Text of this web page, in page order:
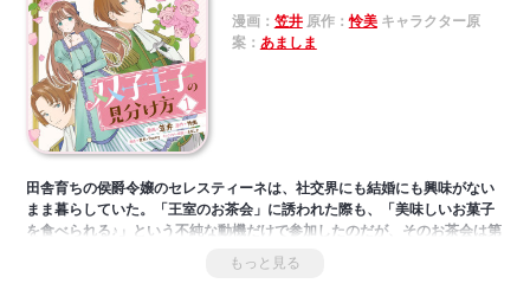
漫画： 笠井原作：怜美キャラクター原
案： あましま
田舎育ちの侯爵令嬢のセレスティーネは、社交界にも結婚にも興味がない
まま暮らしていた。「王室のお茶会」に誘われた際も、「美味しいお菓子
を食べられる♪」という不純な動機だけで参加したのだが、そのお茶会は第
二王子ベルデの婚約者探しのために開かれたものだった。セレスティーネ
としては、初めて会った双子の王子達を見分けられるわけがないし、そも
もっと見る